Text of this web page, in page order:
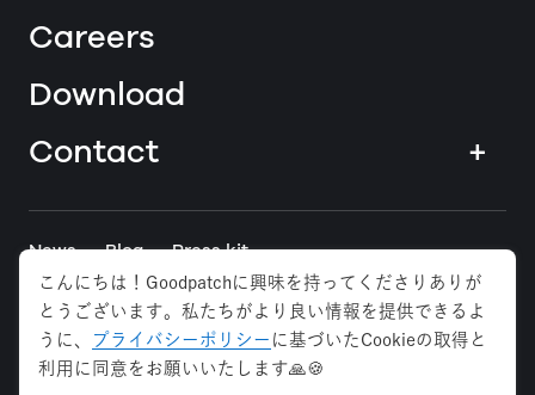
Careers
Download
Contact
+
News Blog Press kit
Tokyo Osaka Anywhere
こんにちは！Goodpatchに興味を持ってくださりありが
とうございます。私たちがより良い情報を提供できるよ
うに、
プライバシーポリシー に基づいたCookieの取得と
利用に同意をお願いいたします🙏🍪